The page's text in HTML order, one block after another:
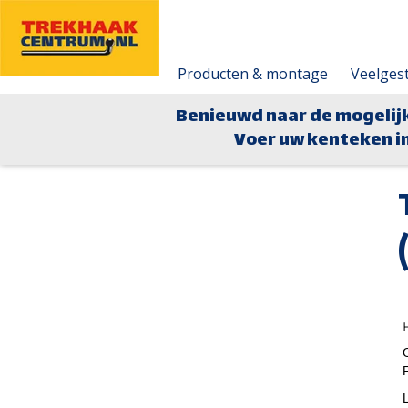
Producten & montage
Benieuwd naar de
Voer uw kenteken